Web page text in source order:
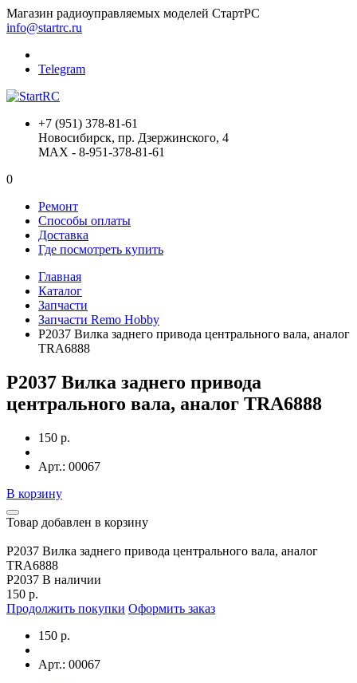
Магазин радиоуправляемых моделей СтартРС
info@startrc.ru
Telegram
+7 (951) 378-81-61
Новосибирск, пр. Дзержинского, 4
MAX - 8-951-378-81-61
0
Ремонт
Способы оплаты
Доставка
Где посмотреть купить
Главная
Каталог
Запчасти
Запчасти Remo Hobby
P2037 Вилка заднего привода центрального вала, аналог
TRA6888
P2037 Вилка заднего привода
центрального вала, аналог TRA6888
150 р.
Арт.: 00067
В корзину
Товар добавлен в корзину
P2037 Вилка заднего привода центрального вала, аналог
TRA6888
P2037 В наличии
150 р.
Продолжить покупки Оформить заказ
150 р.
Арт.: 00067